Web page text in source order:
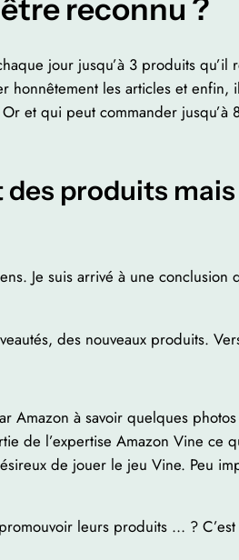
reconnu ?
jour jusqu’à 3 produits
les articles et
et qui peut commander
produits
Je suis arrivé à une
des nouveaux produits.
Amazon à savoir quelques
de l’expertise Amazon Vine ce
de jouer le jeu Vine. Peu
leurs produits … ?